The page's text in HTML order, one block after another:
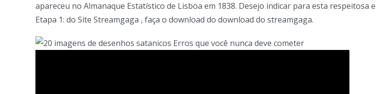
apareceu no Almanaque Estatístico de Lisboa em 1838. Desejo indicar para esta respeitosa
Etapa 1: do Site Streamgaga , faça o download do download do streamgaga.